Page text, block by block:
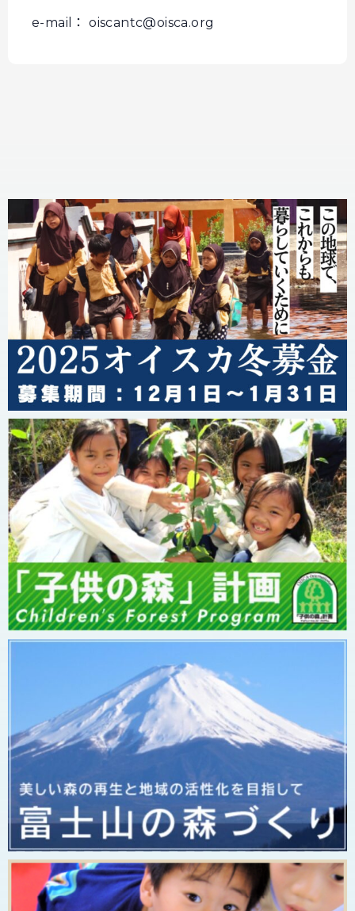
e-mail： oiscantc@oisca.org